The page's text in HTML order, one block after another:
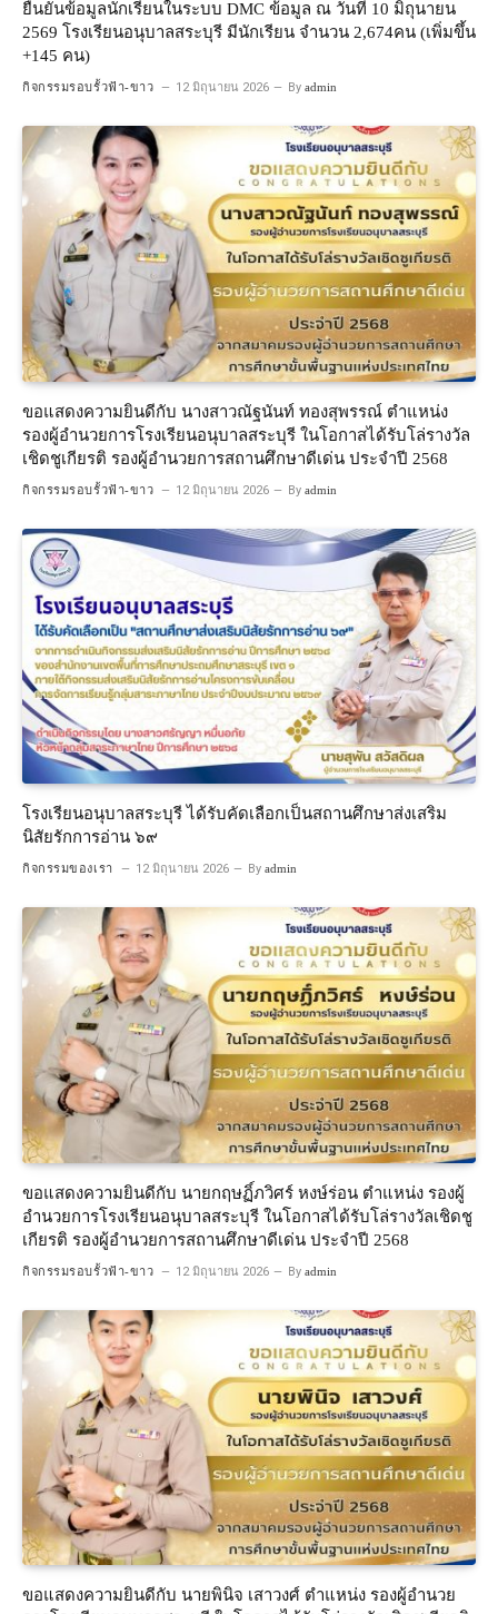
ยืนยันข้อมูลนักเรียนในระบบ DMC ข้อมูล ณ วันที่ 10 มิถุนายน
2569 โรงเรียนอนุบาลสระบุรี มีนักเรียน จำนวน 2,674คน (เพิ่มขึ้น
+145 คน)
กิจกรรมรอบรั้วฟ้า-ขาว 12 มิถุนายน 2026 By admin
ขอแสดงความยินดีกับ นางสาวณัฐนันท์ ทองสุพรรณ์ ตำแหน่ง
รองผู้อำนวยการโรงเรียนอนุบาลสระบุรี ในโอกาสได้รับโล่รางวัล
เชิดชูเกียรติ รองผู้อำนวยการสถานศึกษาดีเด่น ประจำปี 2568
กิจกรรมรอบรั้วฟ้า-ขาว 12 มิถุนายน 2026 By admin
โรงเรียนอนุบาลสระบุรี ได้รับคัดเลือกเป็นสถานศึกษาส่งเสริม
นิสัยรักการอ่าน ๖๙
กิจกรรมของเรา 12 มิถุนายน 2026 By admin
ขอแสดงความยินดีกับ นายกฤษฏิ์ภวิศร์ หงษ์ร่อน ตำแหน่ง รองผู้
อำนวยการโรงเรียนอนุบาลสระบุรี ในโอกาสได้รับโล่รางวัลเชิดชู
เกียรติ รองผู้อำนวยการสถานศึกษาดีเด่น ประจำปี 2568
กิจกรรมรอบรั้วฟ้า-ขาว 12 มิถุนายน 2026 By admin
ขอแสดงความยินดีกับ นายพินิจ เสาวงศ์ ตำแหน่ง รองผู้อำนวย